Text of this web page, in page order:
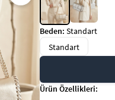
Beden: Standart
Standart
Ürün Özellikleri: